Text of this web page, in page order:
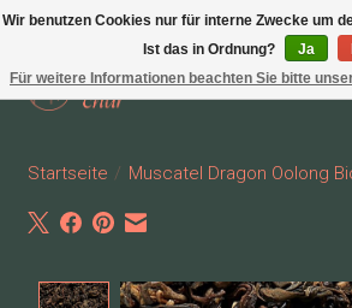
Startseite / Muscatel Dragon Oolong
Product image
Wir benutzen Cookies nur für interne Zwecke um
Ist das in Ordnung?
Ja
Für weitere Informationen beachten Sie bitte